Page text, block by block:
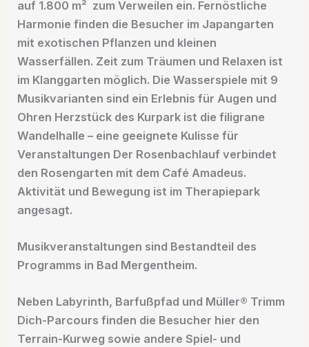
auf 1.800 m² zum Verweilen ein. Fernöstliche
Harmonie finden die Besucher im Japangarten
mit exotischen Pflanzen und kleinen
Wasserfällen. Zeit zum Träumen und Relaxen ist
im Klanggarten möglich. Die Wasserspiele mit 9
Musikvarianten sind ein Erlebnis für Augen und
Ohren Herzstück des Kurpark ist die filigrane
Wandelhalle – eine geeignete Kulisse für
Veranstaltungen Der Rosenbachlauf verbindet
den Rosengarten mit dem Café Amadeus.
Aktivität und Bewegung ist im Therapiepark
angesagt.
Musikveranstaltungen sind Bestandteil des
Programms in Bad Mergentheim.
Neben Labyrinth, Barfußpfad und Müller® Trimm
Dich-Parcours finden die Besucher hier den
Terrain-Kurweg sowie andere Spiel- und